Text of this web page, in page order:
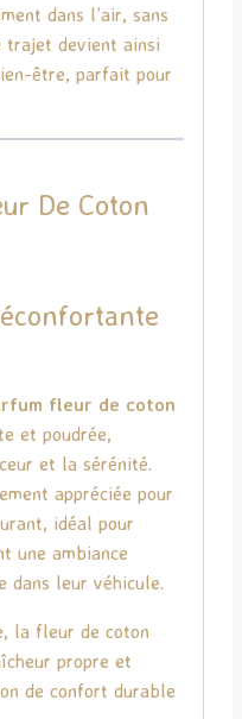
dans l’air, sans
trajet devient ainsi
être, parfait pour
De Coton
fleur de coton
et poudrée,
et la sérénité.
appréciée pour
idéal pour
une ambiance
dans leur véhicule.
la fleur de coton
propre et
de confort durable